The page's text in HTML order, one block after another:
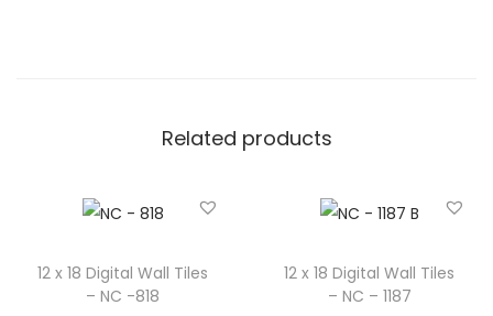
Related products
12 x 18 Digital Wall Tiles
– NC -818
12 x 18 Digital Wall Tiles
– NC – 1187